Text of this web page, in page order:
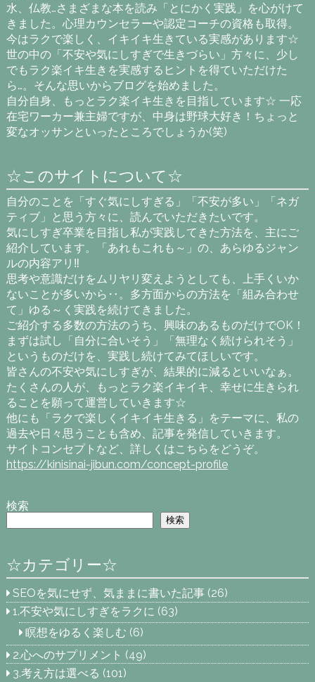
水、仏教…さまざまな本を読み「とにかく実践」を心がけて
きました。心理カウンセラーや認定コーチの資格も取得。
今はラクで楽しく、イキイキ生きている実感があります☆
世の中の「不安や気にしすぎで生きづらい」方々に、少し
でもラク楽イキ生きを実感するヒントを得ていただけた
ら…。そんな思いからブログを始めました。
自分自身、もっとラク楽イキ生きを目指しています☆ 一応
在宅ワーカー兼主婦ですが、中身は野球大好き！ちょっと
変なオッサンといったところでしょうか(笑)
☆このサイトについて☆
自分のことを「すぐ気にしすぎる」「不安が多い」「ネガ
ティブ」と思う方々に、読んでいただきたいです。
気にしすぎ卒業を目指し私が実践してきた方法を、主にご
紹介しています。「あれもこれも～」の、あらゆるジャン
ルの内容アリ‼
思考や意識だけをムリヤリ変えようとしても、上手くいか
ないことが多いから‥。多方面からの方法を「組み合わせ
て」ゆる～く実践を続けてきました。
ご紹介する多数の方法のうち、興味のあるものだけでOK！
まずは試し「自分に合いそう」「無理なく続けられそう」
というものだけを、実践し続けてみてほしいです。
皆さんの不安や気にしすぎが、結果的に減るといいなぁ。
たくさんの人が、もっとラク楽イキイキ、幸せに生きられ
ることを願って運営していきます☆
他にも「ラクで楽しくイキイキ生きる」をテーマに、私の
過去や日々思うことも含め、記事を発信していきます。
サイトコンセプトなど、詳しくはこちらをどうぞ。
https://kinisinai-jibun.com/concept-profile
検索
検索
☆カテゴリー☆
SEOを気にせず、気ままに書いた記事 (26)
1.不安や気にしすぎをラクに (63)
瞑想をゆるく楽しむ (6)
2.心へのサプリメント (49)
3.考え方は選べる (101)